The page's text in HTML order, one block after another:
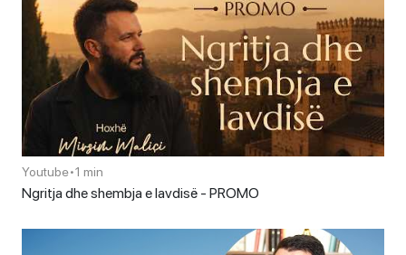
Youtube•1 min
Ngritja dhe shembja e lavdisë - PROMO